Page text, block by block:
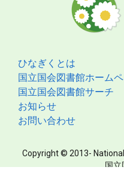
ひなぎくとは
国立国会図書館ホーム
国立国会図書館サーチ
お知らせ
お問い合わせ
Copyright © 2013- National